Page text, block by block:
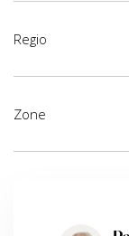
Regio
Zone